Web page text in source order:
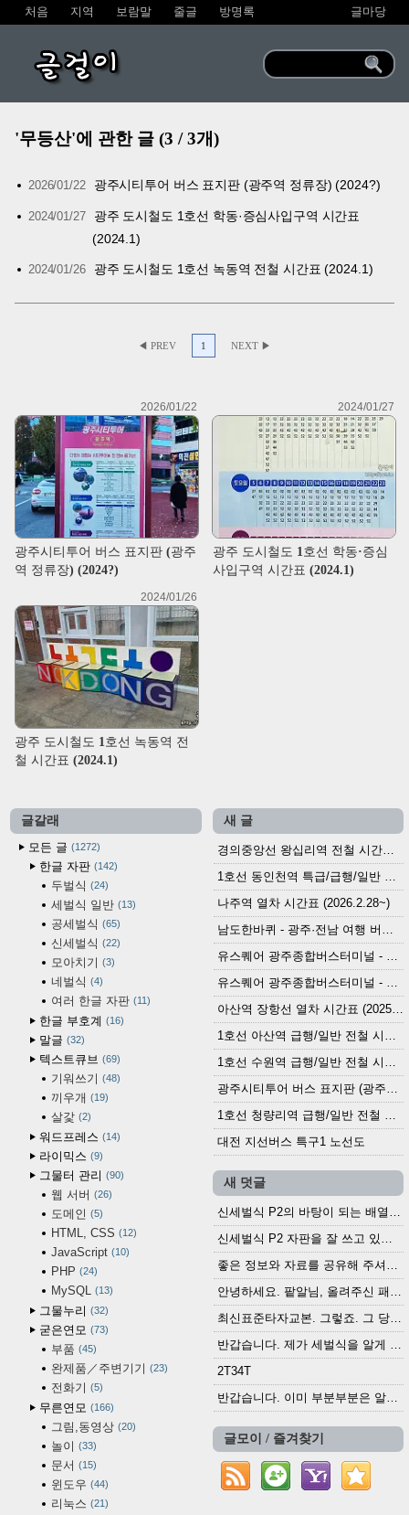
처음 지역 보람말 줄글 방명록 글마당
글걸이
'무등산'에 관한 글 (3 / 3개)
2026/01/22 광주시티투어 버스 표지판 (광주역 정류장) (2024?)
2024/01/27
광주 도시철도 1호선 학동·증심사입구역 시간표
(2024.1)
2024/01/26 광주 도시철도 1호선 녹동역 전철 시간표 (2024.1)
◀ PREV 1 NEXT ▶
2026/01/22
광주시티투어 버스 표지판 (광주
역 정류장) (2024?)
2024/01/27
광주 도시철도 1호선 학동·증심
사입구역 시간표 (2024.1)
2024/01/26
광주 도시철도 1호선 녹동역 전
철 시간표 (2024.1)
글갈래
모든 글
1272
한글 자판 142
두벌식 24
세벌식 일반 13
공세벌식 65
신세벌식 22
모아치기 3
네벌식 4
여러 한글 자판 11
한글 부호계 16
말글 32
텍스트큐브 69
기워쓰기 48
끼우개 19
살갗 2
워드프레스 14
라이믹스 9
그물터 관리 90
웹 서버 26
도메인 5
HTML, CSS 12
JavaScript 10
PHP 24
MySQL 13
그물누리 32
굳은연모 73
부품 45
완제품／주변기기 23
전화기 5
무른연모 166
그림,동영상 20
놀이 33
문서 15
윈도우 44
리눅스 21
새 글
경의중앙선 왕십리역 전철 시간표 (2026.4.20~)
1호선 동인천역 특급/급행/일반 전철 시간표 (2026.2.28~)
나주역 열차 시간표 (2026.2.28~)
남도한바퀴 - 광주·전남 여행 버스 노선 (2026.3.1~5.31)
유스퀘어 광주종합버스터미널 - 곡성,순천／화순,보성,율포 방면 시외버스 시간표 (2026.1.31)
유스퀘어 광주종합버스터미널 - 담양, 순창, 남원, 무주, 장수, 거창, 대구 방면 시외버스 시간표 (2026...
아산역 장항선 열차 시간표 (2025.12.30 기준) (무궁화호, ITX-마음, 새마을호, 서해금빛열차)
1호선 아산역 급행/일반 전철 시간표 (2025.12.30~)
1호선 수원역 급행/일반 전철 시간표 (2025.12.30~)
광주시티투어 버스 표지판 (광주역 정류장) (2024?)
1호선 청량리역 급행/일반 전철 시간표 · 노선도 (2025.12.30~)
대전 지선버스 특구1 노선도
새 덧글
신세벌식 P2의 바탕이 되는 배열이나 주요 기능...
신세벌식 P2 자판을 잘 쓰고 있습니다. 쓰기 편리...
좋은 정보와 자료를 공유해 주셔서 고맙습니다....
안녕하세요. 팥알님, 올려주신 패치 여러모로 감사...
최신표준타자교본. 그렇죠. 그 당시에 최신 표준...
반갑습니다. 제가 세벌식을 알게 되어 세벌식 써...
2T34T
반갑습니다. 이미 부분부분은 알려진 정보들이...
글모이 / 즐겨찾기